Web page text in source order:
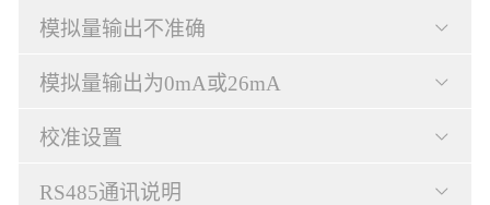
模拟量输出不准确
模拟量输出为0mA或26mA
校准设置
RS485通讯说明